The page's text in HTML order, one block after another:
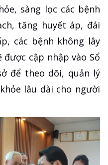
sàng lọc các bệnh
tăng huyết áp, đái
các bệnh không lây
cập nhập vào Sổ
để theo dõi, quản lý
lâu dài cho người